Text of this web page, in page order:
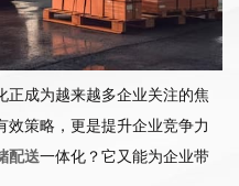
正成为越来越多企业关注的焦
效策略，更是提升企业竞争力
配送一体化？它又能为企业带